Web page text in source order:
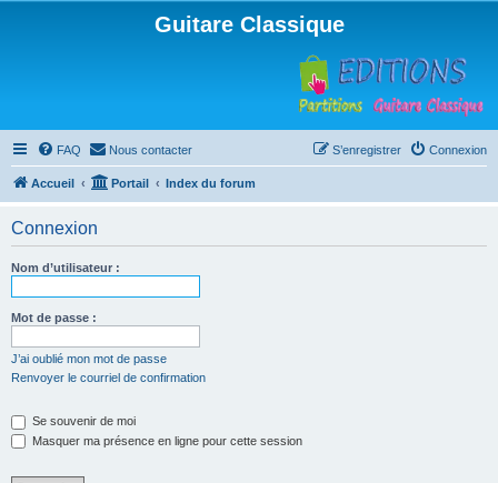
Guitare Classique
FAQ Nous contacter Connexion
S’enregistrer
Accueil Portail Index du forum
Connexion
Nom d’utilisateur :
Mot de passe :
J’ai oublié mon mot de passe
Renvoyer le courriel de confirmation
Se souvenir de moi
Masquer ma présence en ligne pour cette session